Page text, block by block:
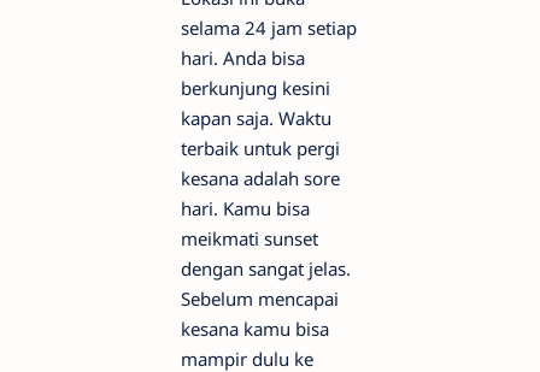
selama 24 jam setiap
hari. Anda bisa
berkunjung kesini
kapan saja. Waktu
terbaik untuk pergi
kesana adalah sore
hari. Kamu bisa
meikmati sunset
dengan sangat jelas.
Sebelum mencapai
kesana kamu bisa
mampir dulu ke